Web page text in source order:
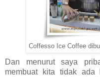
Coffesso Ice Coffee
Dan menurut saya
membuat kita tidak ada